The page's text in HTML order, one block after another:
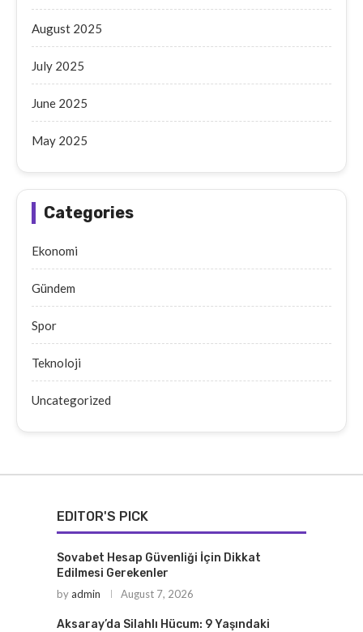
August 2025
July 2025
June 2025
May 2025
Categories
Ekonomi
Gündem
Spor
Teknoloji
Uncategorized
EDITOR'S PICK
Sovabet Hesap Güvenliği İçin Dikkat
Edilmesi Gerekenler
byadmin August 7, 2026
Aksaray’da Silahlı Hücum: 9 Yaşındaki